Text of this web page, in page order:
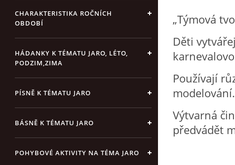
CHARAKTERISTIKA ROČNÍCH
OBDOBÍ
HÁDANKY K TÉMATU JARO, LÉTO,
PODZIM,ZIMA
PÍSNĚ K TÉMATU JARO
BÁSNĚ K TÉMATU JARO
POHYBOVÉ AKTIVITY NA TÉMA JARO
„Týmová
Děti
Používají
modelování.
Výtvarná
předvádět